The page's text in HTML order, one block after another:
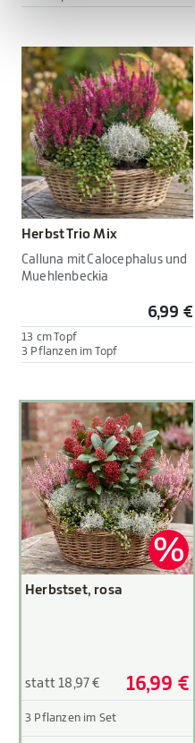
Herbst Trio Mix
Calluna mit Calocephalus und
Muehlenbeckia
6,99 €
13 cm Topf
3 Pflanzen im Topf
Herbstset, rosa
statt 18,97 € 16,99 €
3 Pflanzen im Set